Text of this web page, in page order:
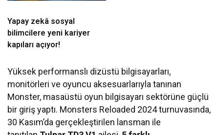
Yapay zekâ sosyal
bilimcilere yeni kariyer
kapıları açıyor!
Yüksek performanslı dizüstü bilgisayarları,
monitörleri ve oyuncu aksesuarlarıyla tanınan
Monster, masaüstü oyun bilgisayarı sektörüne güçlü
bir giriş yaptı. Monsters Reloaded 2024 turnuvasında,
30 Kasım’da gerçekleştirilen lansman ile